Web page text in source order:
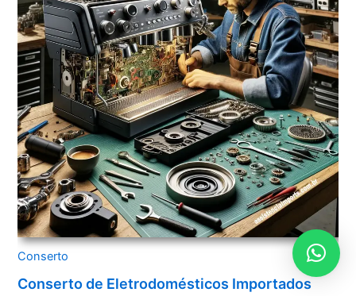
Conserto
Conserto de Eletrodomésticos Importados